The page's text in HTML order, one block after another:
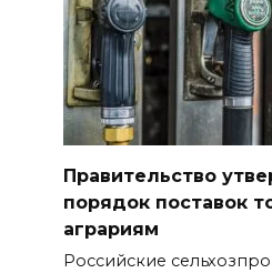
Правительство
порядок поставок
аграриям
Российские